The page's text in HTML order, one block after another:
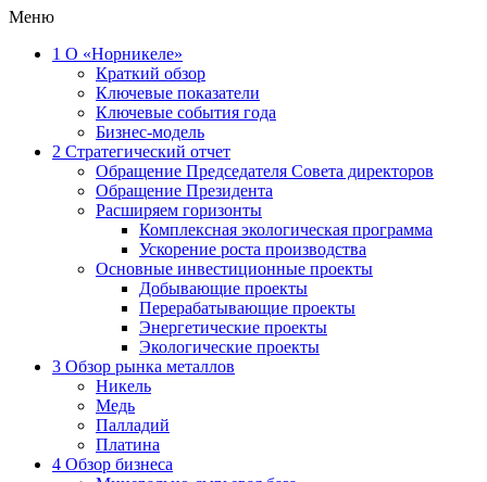
Меню
1 О «Норникеле»
Краткий обзор
Ключевые показатели
Ключевые события года
Бизнес-модель
2 Стратегический отчет
Обращение Председателя Совета директоров
Обращение Президента
Расширяем горизонты
Комплексная экологическая программа
Ускорение роста производства
Основные инвестиционные проекты
Добывающие проекты
Перерабатывающие проекты
Энергетические проекты
Экологические проекты
3 Обзор рынка металлов
Никель
Медь
Палладий
Платина
4 Обзор бизнеса